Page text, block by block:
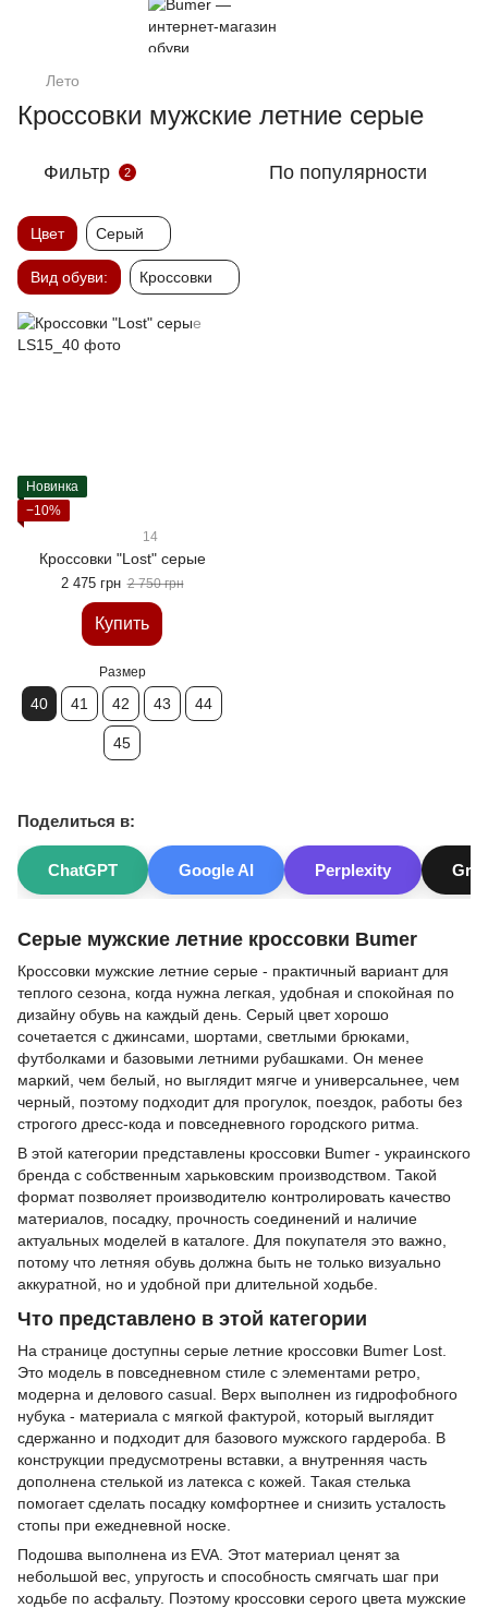
Лето
Кроссовки мужские летние серые
Фильтр 2 По популярности
Цвет Серый
Вид обуви: Кроссовки
Новинка
−10%
14
Кроссовки "Lost" серые
2 475 грн 2 750 грн
Купить
Размер
40 41 42 43 44
45
Серые мужские летние кроссовки Bumer
Кроссовки мужские летние серые - практичный вариант для
теплого сезона, когда нужна легкая, удобная и спокойная по
дизайну обувь на каждый день. Серый цвет хорошо
сочетается с джинсами, шортами, светлыми брюками,
футболками и базовыми летними рубашками. Он менее
маркий, чем белый, но выглядит мягче и универсальнее, чем
черный, поэтому подходит для прогулок, поездок, работы без
строгого дресс-кода и повседневного городского ритма.
В этой категории представлены кроссовки Bumer - украинского
бренда с собственным харьковским производством. Такой
формат позволяет производителю контролировать качество
материалов, посадку, прочность соединений и наличие
актуальных моделей в каталоге. Для покупателя это важно,
потому что летняя обувь должна быть не только визуально
аккуратной, но и удобной при длительной ходьбе.
Что представлено в этой категории
На странице доступны серые летние кроссовки Bumer Lost.
Это модель в повседневном стиле с элементами ретро,
модерна и делового casual. Верх выполнен из гидрофобного
нубука - материала с мягкой фактурой, который выглядит
сдержанно и подходит для базового мужского гардероба. В
конструкции предусмотрены вставки, а внутренняя часть
дополнена стелькой из латекса с кожей. Такая стелька
помогает сделать посадку комфортнее и снизить усталость
стопы при ежедневной носке.
Подошва выполнена из EVA. Этот материал ценят за
небольшой вес, упругость и способность смягчать шаг при
ходьбе по асфальту. Поэтому кроссовки серого цвета мужские
Поделиться в:
ChatGPT Google AI Perplexity